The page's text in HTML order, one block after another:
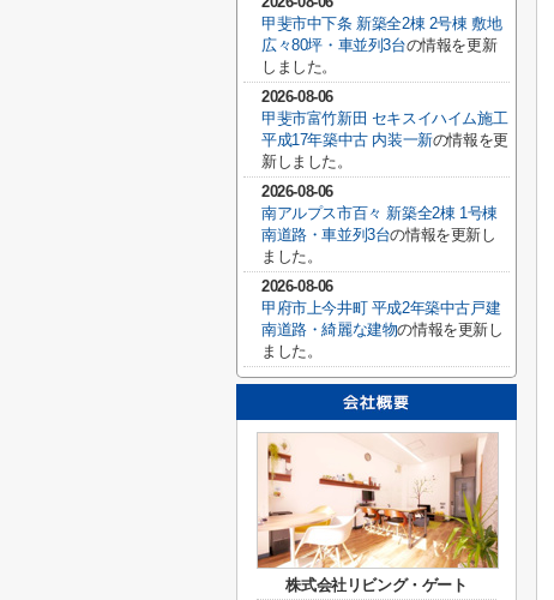
甲斐市中下条 新築全2棟 2号棟 敷地
広々80坪・車並列3台の情報を更新
しました。
2026-08-06
甲斐市富竹新田 セキスイハイム施工
平成17年築中古 内装一新の情報を更
新しました。
2026-08-06
南アルプス市百々 新築全2棟 1号棟
南道路・車並列3台の情報を更新し
ました。
2026-08-06
甲府市上今井町 平成2年築中古戸建
南道路・綺麗な建物の情報を更新し
ました。
株式会社リビング・ゲート